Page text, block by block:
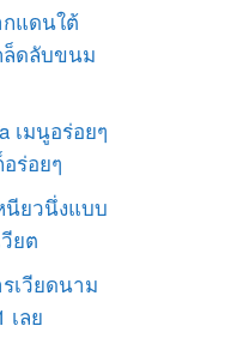
แดนใต้
ล็ดลับขนม
เมนูอร่อยๆ
ร่อยๆ
นียวนึ่งแบบ
ยต
เวียดนาม
เลย